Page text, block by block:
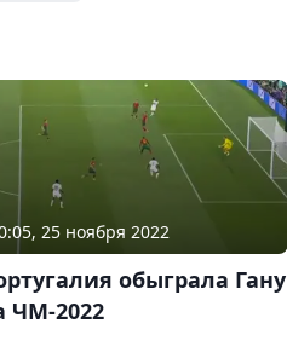
25 ноября 2022
обыграла Гану
ЧМ-2022